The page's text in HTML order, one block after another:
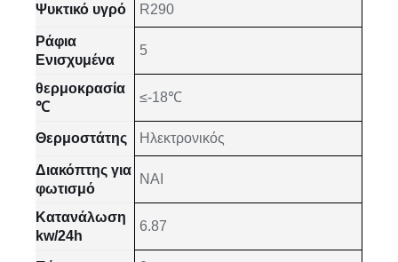
Ψυκτικό υγρό R290
Ράφια
Ενισχυμένα
5
θερμοκρασία
℃
≤-18℃
Θερμοστάτης Ηλεκτρονικός
Διακόπτης για
φωτισμό
NAI
Κατανάλωση
kw/24h
6.87